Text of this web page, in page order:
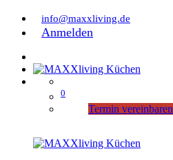
info@maxxliving.de
Anmelden
0
Termin vereinbaren